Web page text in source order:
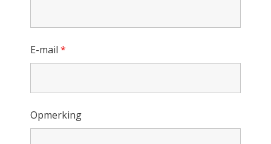
E-mail *
Opmerking